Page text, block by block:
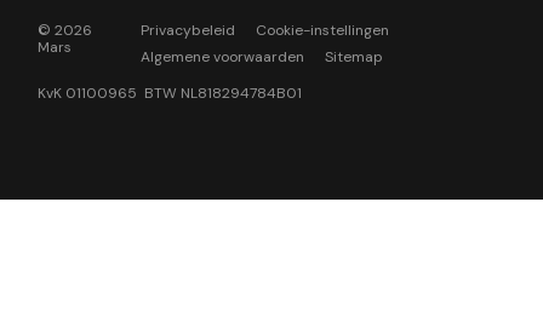
© 2026
Mars
Privacybeleid
Cookie-instellingen
Algemene voorwaarden
Sitemap
KvK 01100965 BTW NL818294784B01